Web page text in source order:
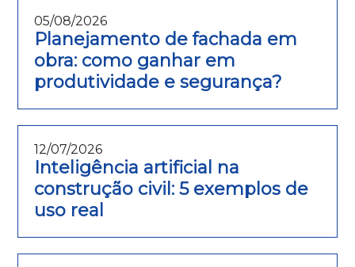
05/08/2026
Planejamento de fachada em
obra: como ganhar em
produtividade e segurança?
12/07/2026
Inteligência artificial na
construção civil: 5 exemplos de
uso real